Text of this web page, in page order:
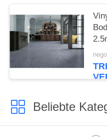
Beliebte